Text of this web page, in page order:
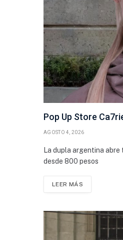
Pop Up Store
AGOSTO 4, 2026
La dupla argentina
desde 800 pesos
LEER MÁS